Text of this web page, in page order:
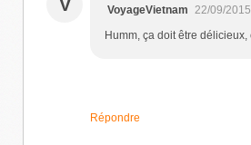
V VoyageVietnam
22/09/
Humm, ça doit être délicieux,
Répondre